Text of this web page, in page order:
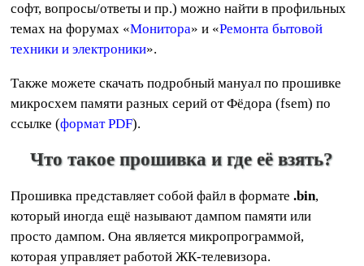
софт, вопросы/ответы и пр.) можно найти в профильных
темах на форумах «Монитора» и «Ремонта бытовой
техники и электроники».
Также можете скачать подробный мануал по прошивке
микросхем памяти разных серий от Фёдора (fsem) по
ссылке (формат PDF).
Что такое прошивка и где её взять?
Прошивка представляет собой файл в формате.bin,
который иногда ещё называют дампом памяти или
просто дампом. Она является микропрограммой,
которая управляет работой ЖК-телевизора.